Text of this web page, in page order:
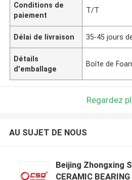
Conditions de
paiement
T/T
Délai de livraison 35-45 jours
Détails
d'emballage
Boîte de
Regardez
AU SUJET DE NOUS
Beijing Zhongxing
CERAMIC